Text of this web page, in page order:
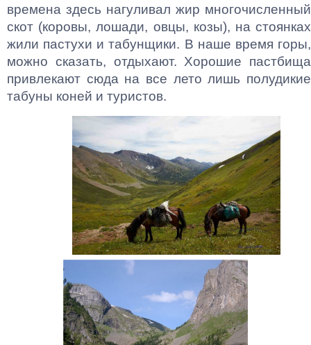
времена здесь нагуливал жир многочисленный
скот (коровы, лошади, овцы, козы), на стоянках
жили пастухи и табунщики. В наше время горы,
можно сказать, отдыхают. Хорошие пастбища
привлекают сюда на все лето лишь полудикие
табуны коней и туристов.